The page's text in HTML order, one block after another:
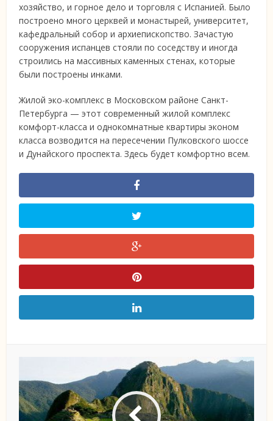
хозяйство, и горное дело и торговля с Испанией. Было
построено много церквей и монастырей, университет,
кафедральный собор и архиепископство. Зачастую
сооружения испанцев стояли по соседству и иногда
строились на массивных каменных стенах, которые
были построены инками.
Жилой эко-комплекс в Московском районе Санкт-
Петербурга — этот современный жилой комплекс
комфорт-класса и однокомнатные квартиры эконом
класса возводится на пересечении Пулковского шоссе
и Дунайского проспекта. Здесь будет комфортно всем.